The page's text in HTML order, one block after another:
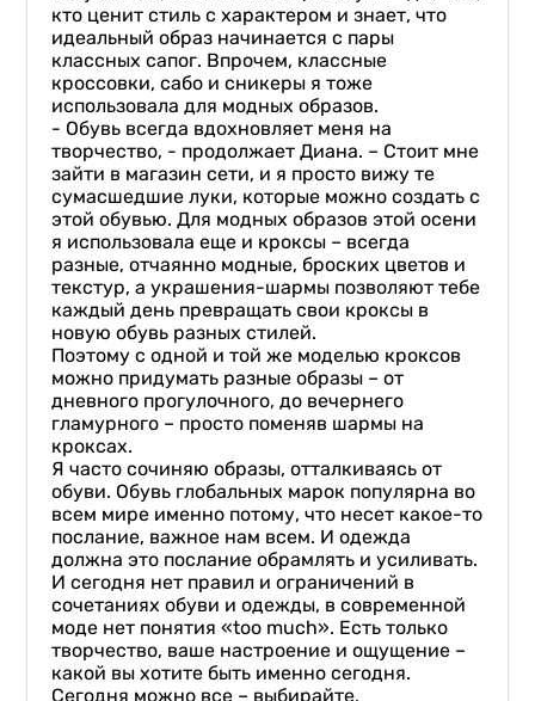
кто ценит стиль с характером и знает, что
идеальный образ начинается с пары
классных сапог. Впрочем, классные
кроссовки, сабо и сникеры я тоже
использовала для модных образов.
- Обувь всегда вдохновляет меня на
творчество, - продолжает Диана. – Стоит мне
зайти в магазин сети, и я просто вижу те
сумасшедшие луки, которые можно создать с
этой обувью. Для модных образов этой осени
я использовала еще и кроксы – всегда
разные, отчаянно модные, броских цветов и
текстур, а украшения-шармы позволяют тебе
каждый день превращать свои кроксы в
новую обувь разных стилей.
Поэтому с одной и той же моделью кроксов
можно придумать разные образы – от
дневного прогулочного, до вечернего
гламурного – просто поменяв шармы на
кроксах.
Я часто сочиняю образы, отталкиваясь от
обуви. Обувь глобальных марок популярна во
всем мире именно потому, что несет какое-то
послание, важное нам всем. И одежда
должна это послание обрамлять и усиливать.
И сегодня нет правил и ограничений в
сочетаниях обуви и одежды, в современной
моде нет понятия «too much». Есть только
творчество, ваше настроение и ощущение –
какой вы хотите быть именно сегодня.
Сегодня можно все – выбирайте.